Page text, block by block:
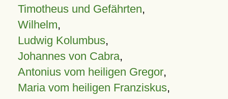
Timotheus und Gefährten,
Wilhelm,
Ludwig Kolumbus,
Johannes von Cabra,
Antonius vom heiligen Gregor,
Maria vom heiligen Franziskus,